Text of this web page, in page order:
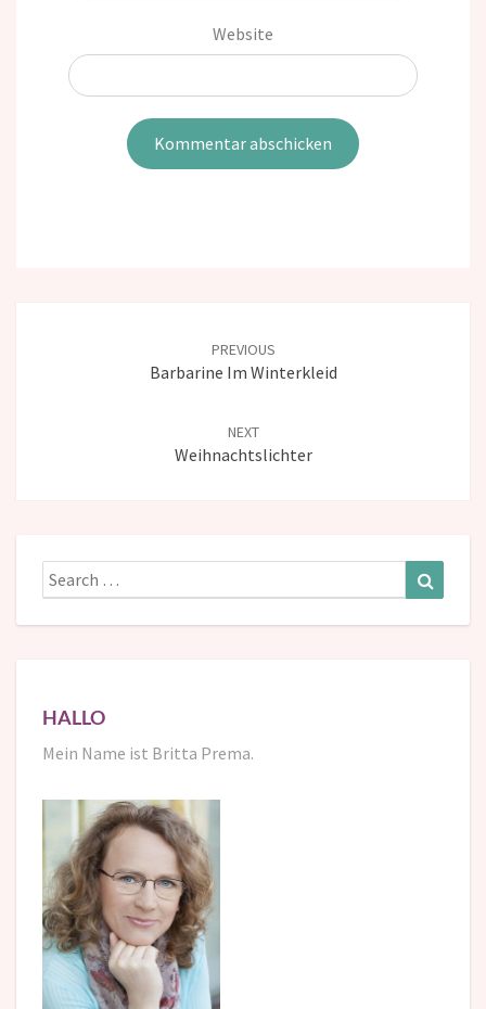
Website
PREVIOUS
Barbarine Im Winterkleid
NEXT
Weihnachtslichter
Search
for:
HALLO
Mein Name ist Britta Prema.